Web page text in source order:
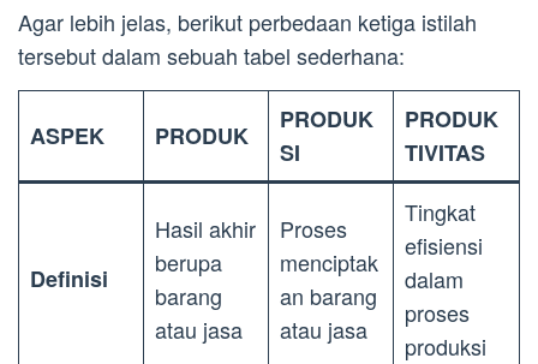
Agar lebih jelas, berikut perbedaan ketiga istilah
tersebut dalam sebuah tabel sederhana:
ASPEK PRODUK
PRODUK
SI
PRODUK
TIVITAS
Definisi
Hasil akhir
berupa
barang
atau jasa
Proses
menciptak
an barang
atau jasa
Tingkat
efisiensi
dalam
proses
produksi